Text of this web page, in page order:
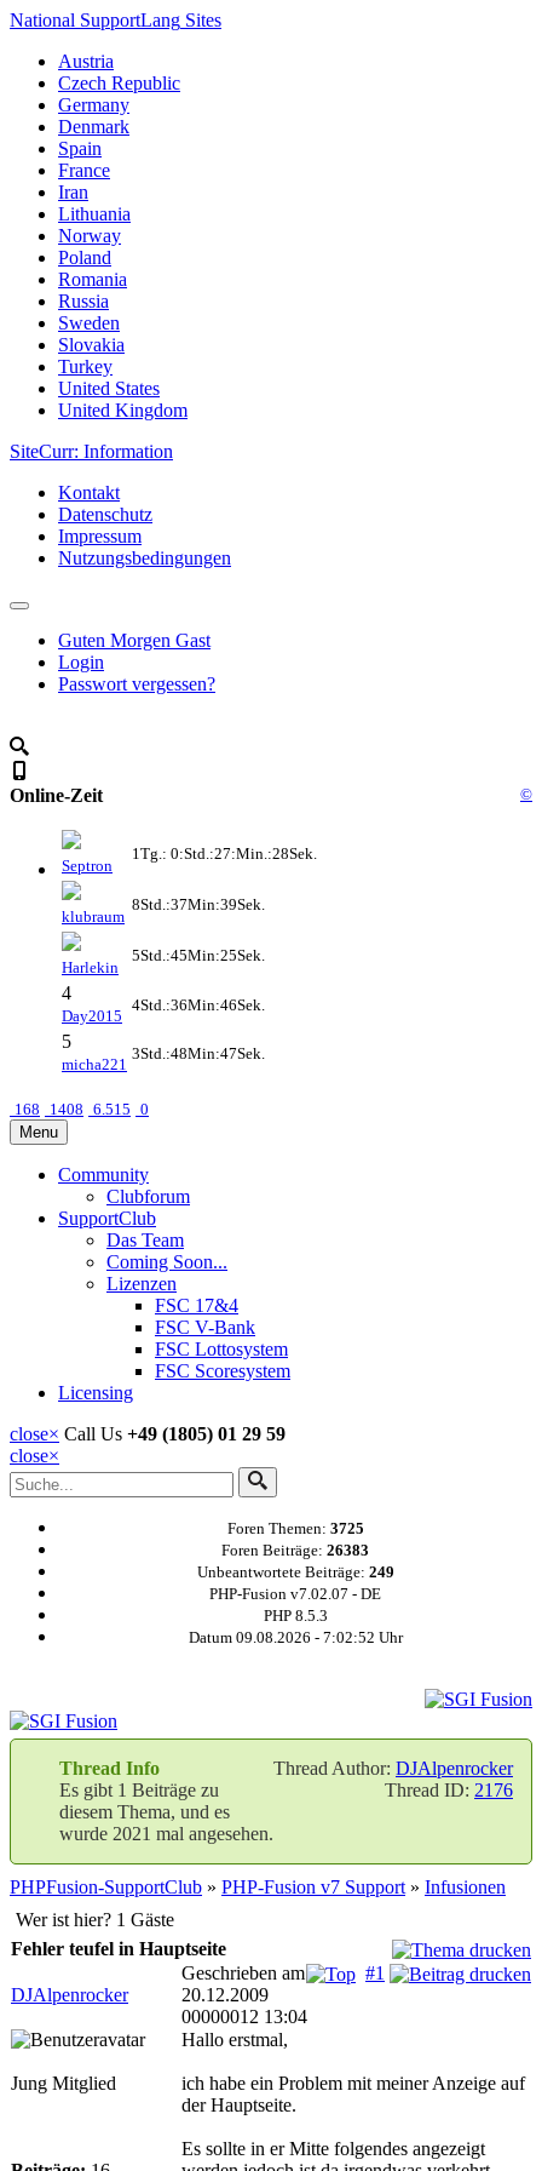
National SupportLang Sites
Austria
Czech Republic
Germany
Denmark
Spain
France
Iran
Lithuania
Norway
Poland
Romania
Russia
Sweden
Slovakia
Turkey
United States
United Kingdom
SiteCurr: Information
Kontakt
Datenschutz
Impressum
Nutzungsbedingungen
Guten Morgen Gast
Login
Passwort vergessen?
Online-Zeit ©
Septron
1Tg.: 0:Std.:27:Min.:28Sek.
klubraum
8Std.:37Min:39Sek.
Harlekin
5Std.:45Min:25Sek.
4
Day2015
4Std.:36Min:46Sek.
5
micha221
3Std.:48Min:47Sek.
168 1408 6.515 0
Menu
Community
Clubforum
SupportClub
Das Team
Coming Soon...
Lizenzen
FSC 17&4
FSC V-Bank
FSC Lottosystem
FSC Scoresystem
Licensing
close× Call Us +49 (1805) 01 29 59
close×
Foren Themen: 3725
Foren Beiträge: 26383
Unbeantwortete Beiträge: 249
PHP-Fusion v7.02.07 - DE
PHP 8.5.3
Datum 09.08.2026 - 7:02:52 Uhr
Thread Author: DJAlpenrocker
Thread ID: 2176
Thread Info
Es gibt 1 Beiträge zu
diesem Thema, und es
wurde 2021 mal angesehen.
PHPFusion-SupportClub » PHP-Fusion v7 Support » Infusionen
Wer ist hier? 1 Gäste
Fehler teufel in Hauptseite
DJAlpenrocker
#1
Geschrieben am
20.12.2009
00000012 13:04
Jung Mitglied
Hallo erstmal,
ich habe ein Problem mit meiner Anzeige auf
der Hauptseite.
Es sollte in er Mitte folgendes angezeigt